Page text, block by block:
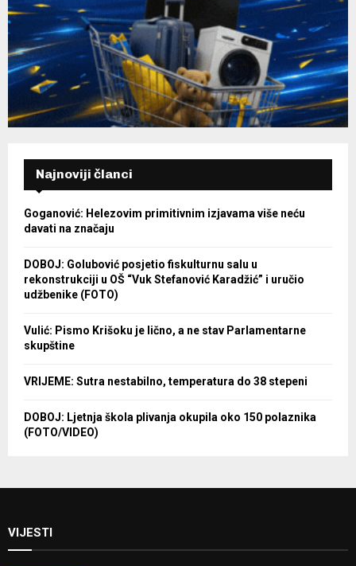
Najnoviji članci
Goganović: Helezovim primitivnim izjavama više neću
davati na značaju
DOBOJ: Golubović posjetio fiskulturnu salu u
rekonstrukciji u OŠ “Vuk Stefanović Karadžić” i uručio
udžbenike (FOTO)
Vulić: Pismo Krišoku je lično, a ne stav Parlamentarne
skupštine
VRIJEME: Sutra nestabilno, temperatura do 38 stepeni
DOBOJ: Ljetnja škola plivanja okupila oko 150 polaznika
(FOTO/VIDEO)
VIJESTI